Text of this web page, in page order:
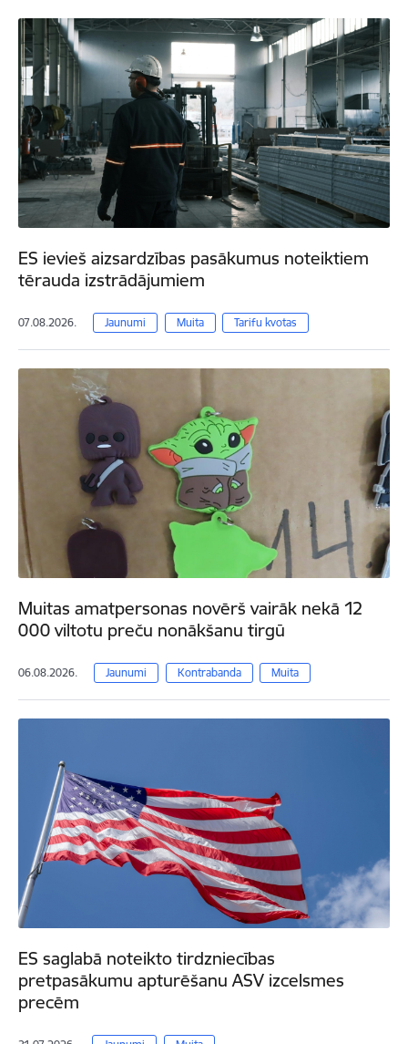
ES ievieš aizsardzības pasākumus noteiktiem
tērauda izstrādājumiem
07.08.2026. Jaunumi Muita Tarifu kvotas
Muitas amatpersonas novērš vairāk nekā 12
000 viltotu preču nonākšanu tirgū
06.08.2026. Jaunumi Kontrabanda Muita
ES saglabā noteikto tirdzniecības
pretpasākumu apturēšanu ASV izcelsmes
precēm